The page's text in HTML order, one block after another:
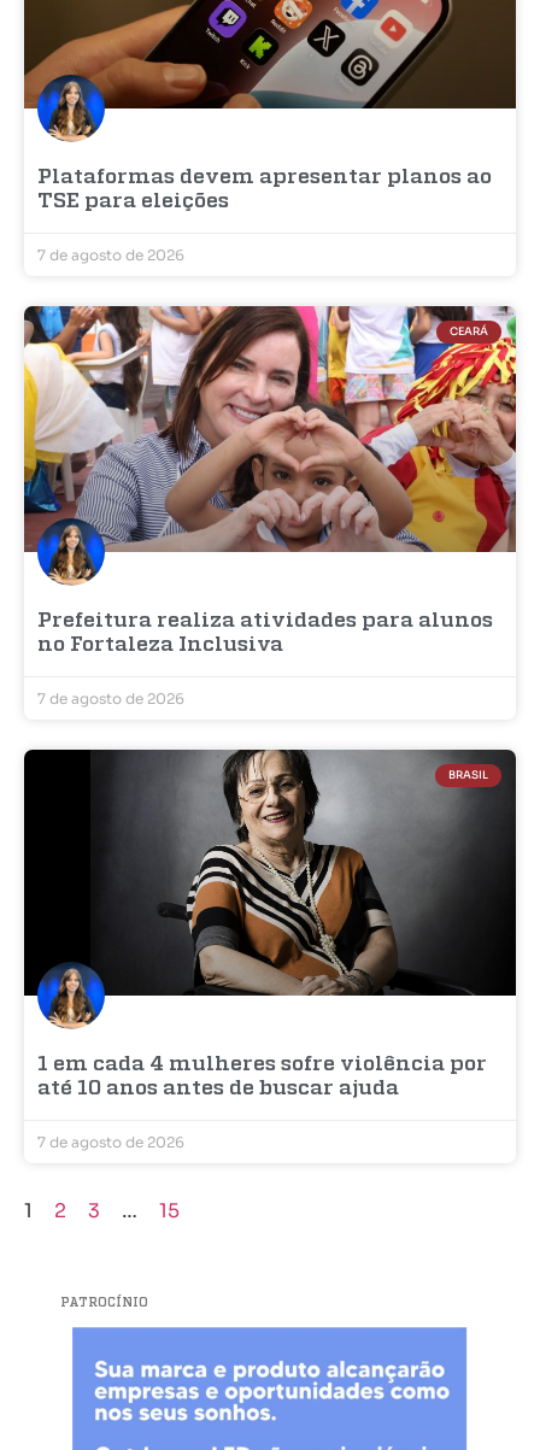
Plataformas devem apresentar planos ao
TSE para eleições
7 de agosto de 2026
CEARÁ
Prefeitura realiza atividades para alunos
no Fortaleza Inclusiva
7 de agosto de 2026
BRASIL
1 em cada 4 mulheres sofre violência por
até 10 anos antes de buscar ajuda
7 de agosto de 2026
1 2 3 … 15
PATROCÍNIO